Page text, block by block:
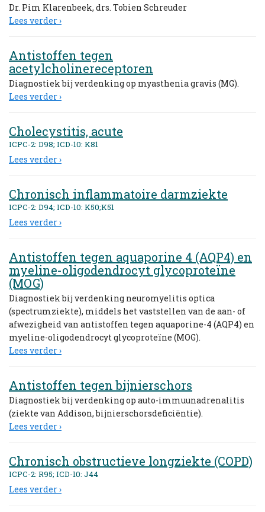
Dr. Pim Klarenbeek, drs. Tobien Schreuder
Lees verder ›
Antistoffen tegen
acetylcholinereceptoren
Diagnostiek bij verdenking op myasthenia gravis (MG).
Lees verder ›
Cholecystitis, acute
ICPC-2: D98; ICD-10: K81
Lees verder ›
Chronisch inflammatoire darmziekte
ICPC-2: D94; ICD-10: K50;K51
Lees verder ›
Antistoffen tegen aquaporine 4 (AQP4) en
myeline-oligodendrocyt glycoproteïne
(MOG)
Diagnostiek bij verdenking neuromyelitis optica
(spectrumziekte), middels het vaststellen van de aan- of
afwezigheid van antistoffen tegen aquaporine-4 (AQP4) en
myeline-oligodendrocyt glycoproteïne (MOG).
Lees verder ›
Antistoffen tegen bijnierschors
Diagnostiek bij verdenking op auto-immuunadrenalitis
(ziekte van Addison, bijnierschorsdeficiëntie).
Lees verder ›
Chronisch obstructieve longziekte (COPD)
ICPC-2: R95; ICD-10: J44
Lees verder ›